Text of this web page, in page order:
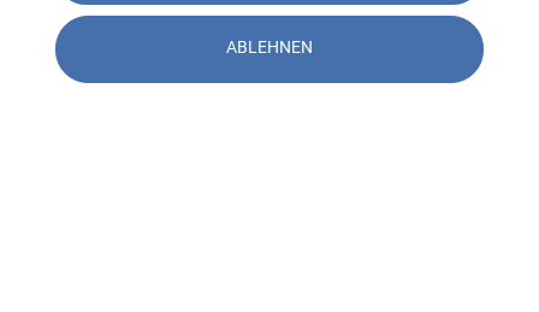
ABLEHNEN